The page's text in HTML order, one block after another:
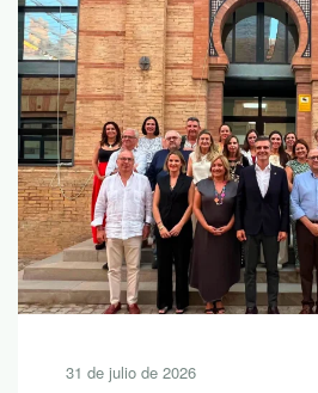
31 de julio de 2026